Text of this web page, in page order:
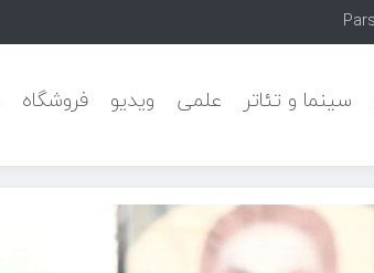
سینما و تئاتر علمی ویدیو فروشگاه